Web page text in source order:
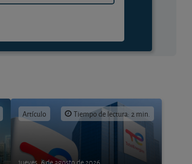
Artículo Tiempo de lectura: 2 min.